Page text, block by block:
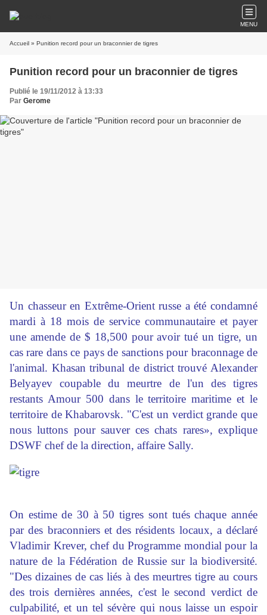
MENU
Accueil » Punition record pour un braconnier de tigres
Punition record pour un braconnier de tigres
Publié le 19/11/2012 à 13:33
Par Gerome
Un chasseur en Extrême-Orient russe a été condamné
mardi à 18 mois de service communautaire et payer
une amende de $ 18,500 pour avoir tué un tigre, un
cas rare dans ce pays de sanctions pour braconnage de
l'animal. Khasan tribunal de district trouvé Alexander
Belyayev coupable du meurtre de l'un des tigres
restants Amour 500 dans le territoire maritime et le
territoire de Khabarovsk. "C'est un verdict grande que
nous luttons pour sauver ces chats rares», explique
DSWF chef de la direction, affaire Sally.
On estime de 30 à 50 tigres sont tués chaque année
par des braconniers et des résidents locaux, a déclaré
Vladimir Krever, chef du Programme mondial pour la
nature de la Fédération de Russie sur la biodiversité.
"Des dizaines de cas liés à des meurtres tigre au cours
des trois dernières années, c'est le second verdict de
culpabilité, et un tel sévère qui nous laisse un espoir